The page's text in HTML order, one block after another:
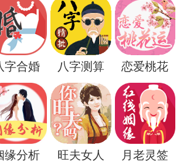
的双重来临。梦见自己结
在经历一种重要的人生转
、事业或内心世界的转变。
抓鱼，则预示着在这种转变
想不到的好运和丰盈的回
字合婚 八字测算 恋爱桃花
缘分析 旺夫女人 月老灵签